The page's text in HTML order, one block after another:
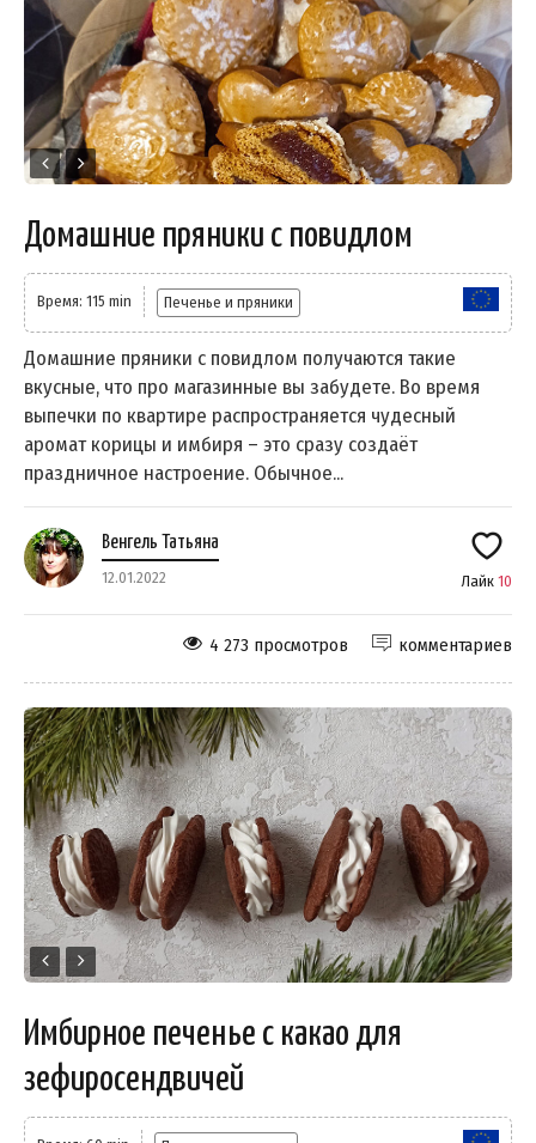
Домашние пряники с повидлом
Время: 115 min Печенье и пряники
Домашние пряники с повидлом получаются такие
вкусные, что про магазинные вы забудете. Во время
выпечки по квартире распространяется чудесный
аромат корицы и имбиря – это сразу создаёт
праздничное настроение. Обычное...
Венгель Татьяна
12.01.2022 Лайк 10
комментариев
4 273 просмотров
Имбирное печенье с какао для
зефиросендвичей